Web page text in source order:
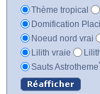
Thème tropical
Domification
Noeud nord vrai
Lilith vraie
Sauts Astrotheme